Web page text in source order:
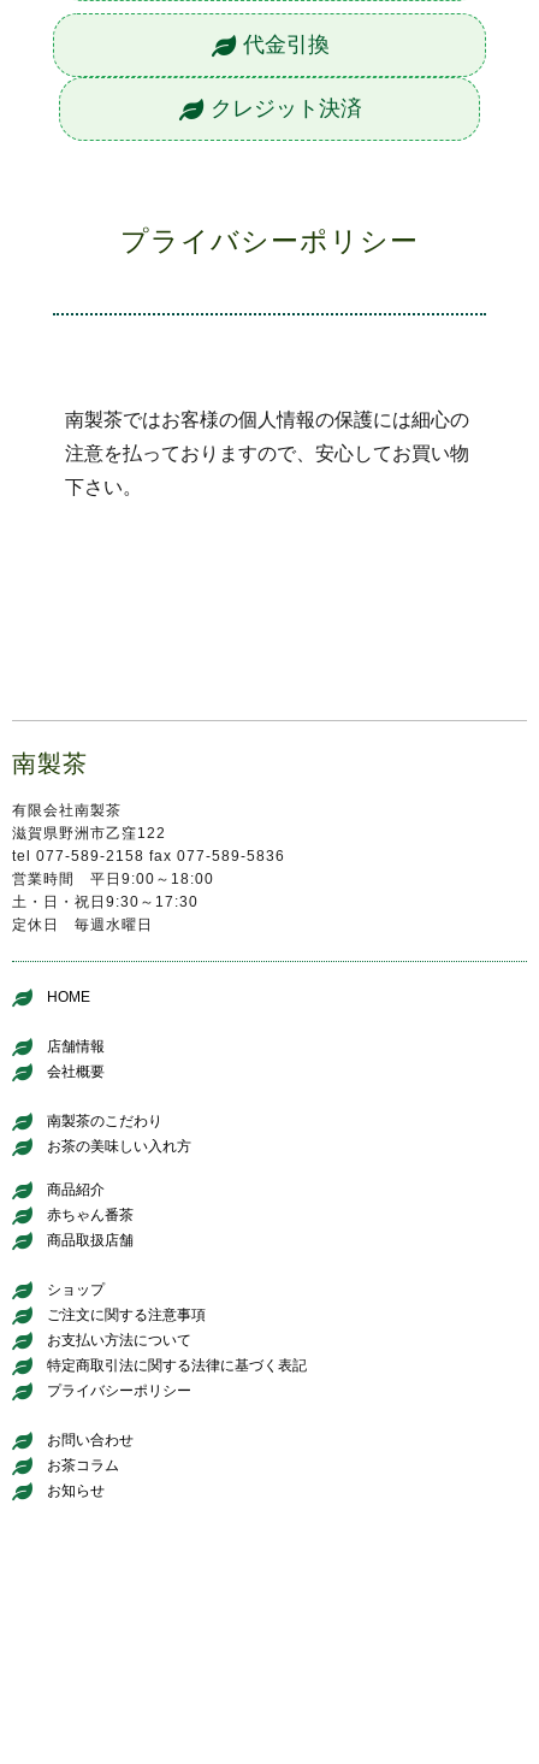
代金引換
クレジット決済
プライバシーポリシー
南製茶ではお客様の個人情報の保護には細心の
注意を払っておりますので、安心してお買い物
下さい。
南製茶
有限会社南製茶
滋賀県野洲市乙窪122
tel 077-589-2158 fax 077-589-5836
営業時間 平日9:00～18:00
土・日・祝日9:30～17:30
定休日 毎週水曜日
HOME
店舗情報
会社概要
南製茶のこだわり
お茶の美味しい入れ方
商品紹介
赤ちゃん番茶
商品取扱店舗
ショップ
ご注文に関する注意事項
お支払い方法について
特定商取引法に関する法律に基づく表記
プライバシーポリシー
お問い合わせ
お茶コラム
お知らせ